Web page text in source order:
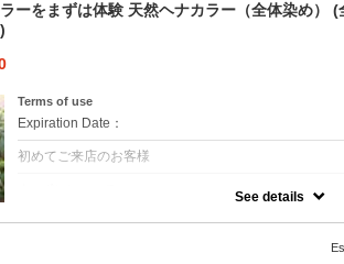
ーをまずは体験 天然ヘナカラー（全体染め）
Terms of use
Expiration Date：
初めてご来店のお客様
ト」(世界基準のオーガニック認証団体)の認定を受け
自開発した50種類の天然由来美容成分を、イオン導入
See details